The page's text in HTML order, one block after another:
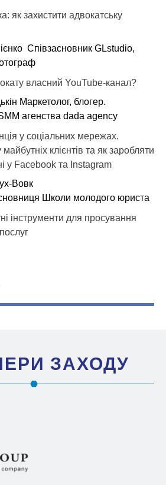
як захистити адвокатську
Співзасновник GLstudio,
власний YouTube-канал?
Маркетолог, блогер.
агенства dada agency
у соціальних мережах.
майбутніх клієнтів та як заробляти
у Facebook та Instagram
Вовк
Школи молодого юриста
інструменти для просування
ЗАХОДУ